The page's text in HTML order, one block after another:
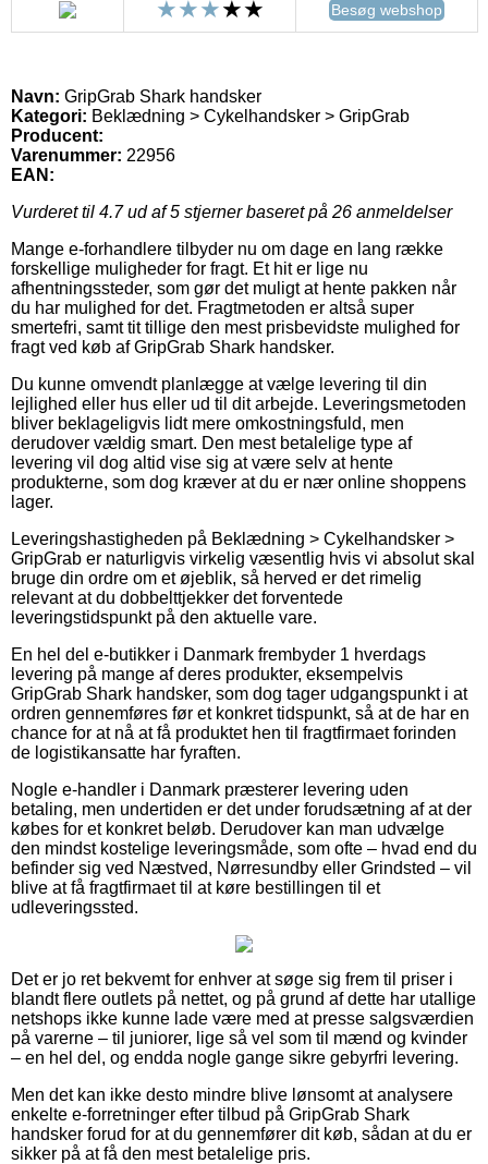
Besøg webshop
Navn: GripGrab Shark handsker
Kategori: Beklædning > Cykelhandsker > GripGrab
Producent:
Varenummer: 22956
EAN:
Vurderet til 4.7ud af 5 stjerner baseret på 26 anmeldelser
Mange e-forhandlere tilbyder nu om dage en lang række
forskellige muligheder for fragt. Et hit er lige nu
afhentningssteder, som gør det muligt at hente pakken når
du har mulighed for det. Fragtmetoden er altså super
smertefri, samt tit tillige den mest prisbevidste mulighed for
fragt ved køb af GripGrab Shark handsker.
Du kunne omvendt planlægge at vælge levering til din
lejlighed eller hus eller ud til dit arbejde. Leveringsmetoden
bliver beklageligvis lidt mere omkostningsfuld, men
derudover vældig smart. Den mest betalelige type af
levering vil dog altid vise sig at være selv at hente
produkterne, som dog kræver at du er nær online shoppens
lager.
Leveringshastigheden på Beklædning > Cykelhandsker >
GripGrab er naturligvis virkelig væsentlig hvis vi absolut skal
bruge din ordre om et øjeblik, så herved er det rimelig
relevant at du dobbelttjekker det forventede
leveringstidspunkt på den aktuelle vare.
En hel del e-butikker i Danmark frembyder 1 hverdags
levering på mange af deres produkter, eksempelvis
GripGrab Shark handsker, som dog tager udgangspunkt i at
ordren gennemføres før et konkret tidspunkt, så at de har en
chance for at nå at få produktet hen til fragtfirmaet forinden
de logistikansatte har fyraften.
Nogle e-handler i Danmark præsterer levering uden
betaling, men undertiden er det under forudsætning af at der
købes for et konkret beløb. Derudover kan man udvælge
den mindst kostelige leveringsmåde, som ofte – hvad end du
befinder sig ved Næstved, Nørresundby eller Grindsted – vil
blive at få fragtfirmaet til at køre bestillingen til et
udleveringssted.
Det er jo ret bekvemt for enhver at søge sig frem til priser i
blandt flere outlets på nettet, og på grund af dette har utallige
netshops ikke kunne lade være med at presse salgsværdien
på varerne – til juniorer, lige så vel som til mænd og kvinder
– en hel del, og endda nogle gange sikre gebyrfri levering.
Men det kan ikke desto mindre blive lønsomt at analysere
enkelte e-forretninger efter tilbud på GripGrab Shark
handsker forud for at du gennemfører dit køb, sådan at du er
sikker på at få den mest betalelige pris.